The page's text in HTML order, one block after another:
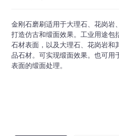
金刚石磨刷适用于大理石、花岗岩
打造仿古和缎面效果。工业用途包
石材表面，以及大理石、花岗岩和
品石材。可实现缎面效果。也可用
表面的缎面处理。